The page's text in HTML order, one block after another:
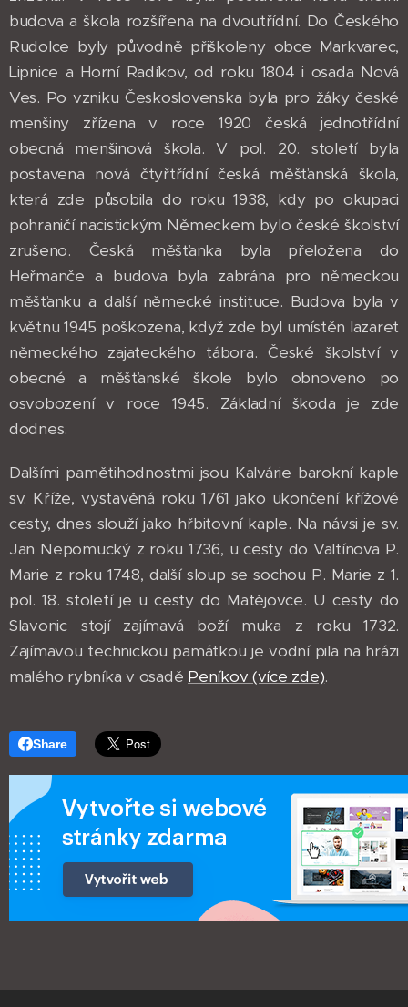
budova a škola rozšířena na dvoutřídní. Do Českého
Rudolce byly původně přiškoleny obce Markvarec,
Lipnice a Horní Radíkov, od roku 1804 i osada Nová
Ves. Po vzniku Československa byla pro žáky české
menšiny zřízena v roce 1920 česká jednotřídní
obecná menšinová škola. V pol. 20. století byla
postavena nová čtyřtřídní česká měšťanská škola,
která zde působila do roku 1938, kdy po okupaci
pohraničí nacistickým Německem bylo české školství
zrušeno. Česká měšťanka byla přeložena do
Heřmanče a budova byla zabrána pro německou
měšťanku a další německé instituce. Budova byla v
květnu 1945 poškozena, když zde byl umístěn lazaret
německého zajateckého tábora. České školství v
obecné a měšťanské škole bylo obnoveno po
osvobození v roce 1945. Základní škoda je zde
dodnes.
Dalšími pamětihodnostmi jsou Kalvárie barokní kaple
sv. Kříže, vystavěná roku 1761 jako ukončení křížové
cesty, dnes slouží jako hřbitovní kaple. Na návsi je sv.
Jan Nepomucký z roku 1736, u cesty do Valtínova P.
Marie z roku 1748, další sloup se sochou P. Marie z 1.
pol. 18. století je u cesty do Matějovce. U cesty do
Slavonic stojí zajímavá boží muka z roku 1732.
Zajímavou technickou památkou je vodní pila na hrázi
malého rybníka v osadě Peníkov (více zde).
Share